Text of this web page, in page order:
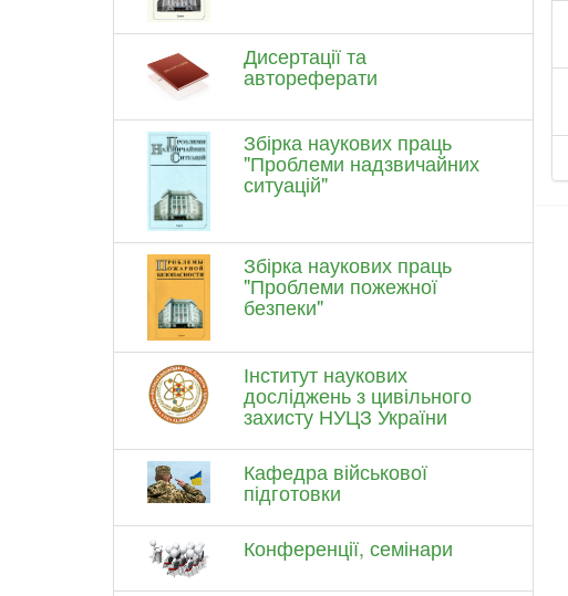
Дисертації та
автореферати
Збірка наукових праць
"Проблеми надзвичайних
ситуацій"
Збірка наукових праць
"Проблеми пожежної
безпеки"
Інститут наукових
досліджень з цивільного
захисту НУЦЗ України
Кафедра військової
підготовки
Конференції, семінари